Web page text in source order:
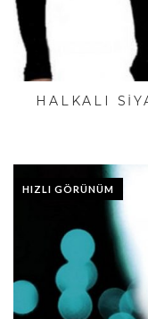
HALKALI
HIZLI GÖRÜNÜM